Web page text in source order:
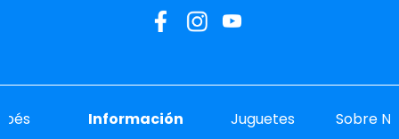
Información Juguetes Sobre